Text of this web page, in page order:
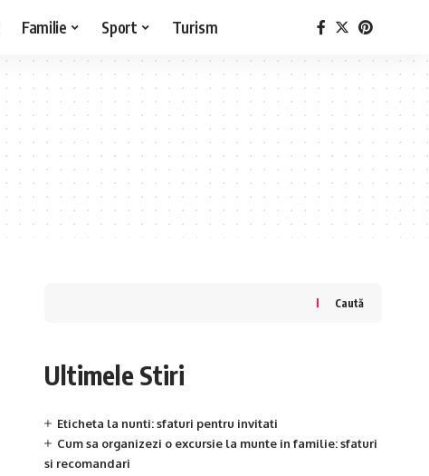
Familie Sport Turism
Caută
Ultimele Stiri
Eticheta la nunti: sfaturi pentru invitati
Cum sa organizezi o excursie la munte in familie: sfaturi
si recomandari